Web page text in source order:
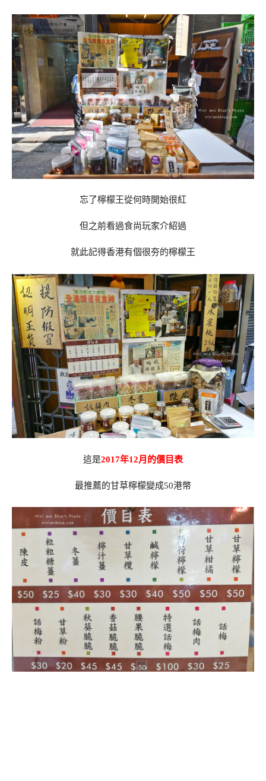
忘了檸檬王從何時開始很紅
但之前看過食尚玩家介紹過
就此記得香港有個很夯的檸檬王
這是2017年12月的價目表
最推薦的甘草檸檬變成50港幣